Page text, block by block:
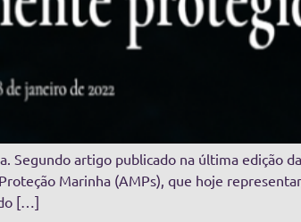
Segundo artigo publicado na última edição
Marinha (AMPs), que hoje
[…]